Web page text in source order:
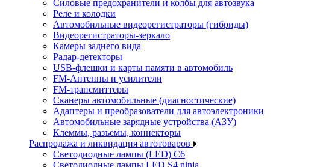
Силовые предохранители и колбы для автозвука
Реле и колодки
Автомобильные видеорегистраторы (гибриды)
Видеорегистраторы-зеркало
Камеры заднего вида
Радар-детекторы
USB-флешки и карты памяти в автомобиль
FM-Антенны и усилители
FM-трансмиттеры
Сканеры автомобильные (диагностические)
Адаптеры и преобразователи для автоэлектроники
Автомобильные зарядные устройства (АЗУ)
Клеммы, разъемы, коннекторы
Распродажа и ликвидация автотоваров
Светодиодные лампы (LED) C6
Светодиодные лампы LED S4 ninja